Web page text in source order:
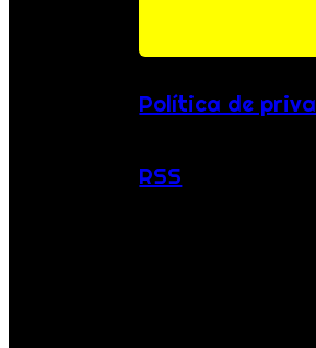
Política de
RSS